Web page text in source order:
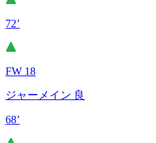
72’
FW 18
ジャーメイン 良
68’